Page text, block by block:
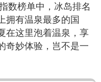
数榜单中，冰岛排名
拥有温泉最多的国
在这里泡着温泉，享
奇妙体验，岂不是一